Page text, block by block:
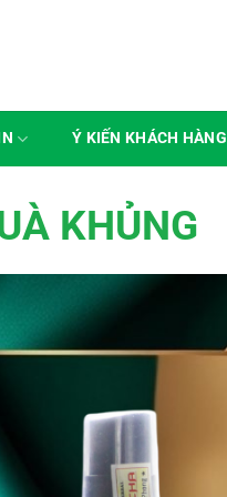
Ý KIẾN KHÁCH HÀNG
KHỦNG